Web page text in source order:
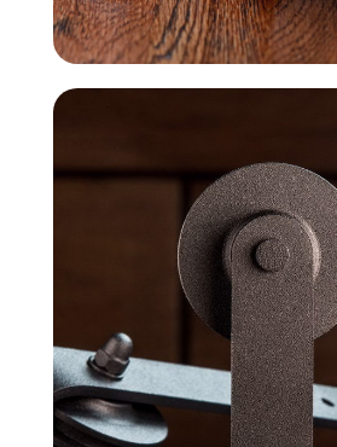
О нас
Возврат
Доставка
Мебель
Механизмы
Блог
Услуги
• Договор публичной оферты
• Согласие на обработку персональных данных
Оплата